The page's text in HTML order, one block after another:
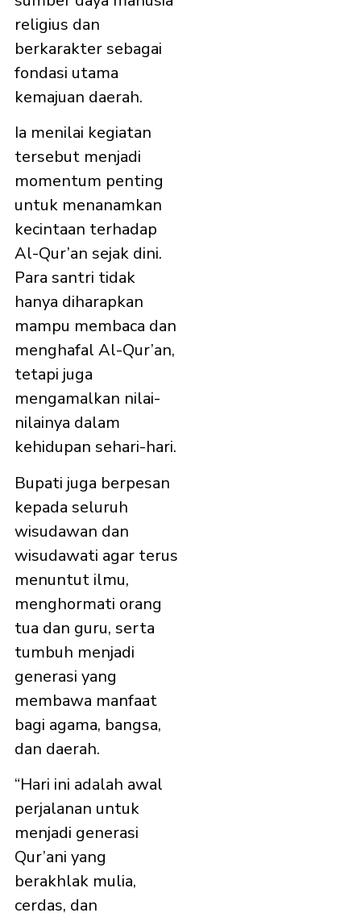
religius dan
berkarakter sebagai
fondasi utama
kemajuan daerah.
Ia menilai kegiatan
tersebut menjadi
momentum penting
untuk menanamkan
kecintaan terhadap
Al-Qur’an sejak dini.
Para santri tidak
hanya diharapkan
mampu membaca dan
menghafal Al-Qur’an,
tetapi juga
mengamalkan nilai-
nilainya dalam
kehidupan sehari-hari.
Bupati juga berpesan
kepada seluruh
wisudawan dan
wisudawati agar terus
menuntut ilmu,
menghormati orang
tua dan guru, serta
tumbuh menjadi
generasi yang
membawa manfaat
bagi agama, bangsa,
dan daerah.
“Hari ini adalah awal
perjalanan untuk
menjadi generasi
Qur’ani yang
berakhlak mulia,
cerdas, dan